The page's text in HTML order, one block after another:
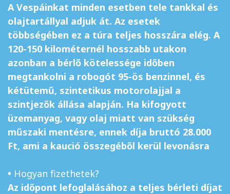
A Vespáinkat minden esetben tele tankkal és
olajtartállyal adjuk át. Az esetek
többségében ez a túra teljes hosszára elég. A
120-150 kilométernél hosszabb utakon
azonban a bérlő kötelessége időben
megtankolni a robogót 95-ös benzinnel, és
kétütemű, szintetikus motorolajjal a
szintjezők állása alapján. Ha kifogyott
üzemanyag, vagy olaj miatt van szükség
műszaki mentésre, ennek díja bruttó 28.000
Ft, ami a kaució összegéből kerül levonásra
• Hogyan fizethetek?
Az időpont lefoglalásához a teljes bérleti díjat